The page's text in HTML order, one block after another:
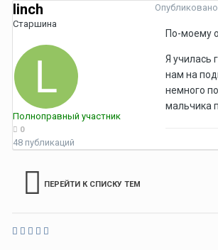
linch
Старшина
Полноправный участник
0
48 публикаций
По-моему
Я училась
нам на
немного
мальчика
ПЕРЕЙТИ К СПИСКУ ТЕМ